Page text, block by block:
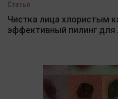
Статья
Чистка лица хлористым
эффективный пилинг